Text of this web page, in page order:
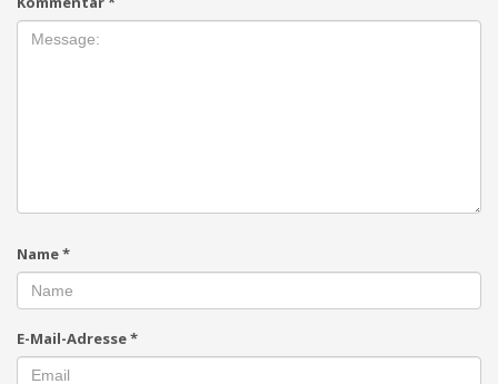
Name*
E-Mail-Adresse*